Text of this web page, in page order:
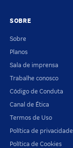
SOBRE
Sobre
Planos
Sala de imprensa
Trabalhe conosco
Código de Conduta
Canal de Ética
Termos de Uso
Política de privacidade
Política de Cookies